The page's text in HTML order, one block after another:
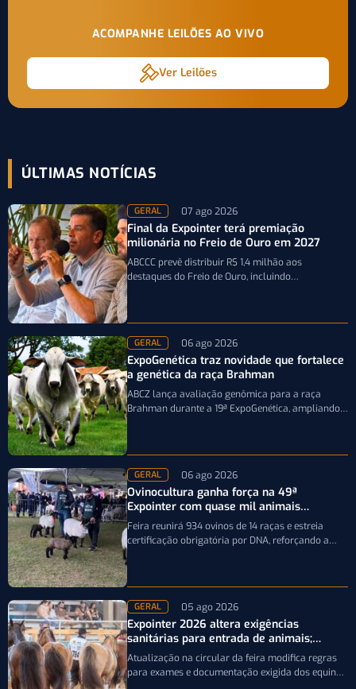
ACOMPANHE LEILÕES AO VIVO
Ver Leilões
ÚLTIMAS NOTÍCIAS
GERAL 07 ago 2026
Final da Expointer terá premiação
milionária no Freio de Ouro em 2027
ABCCC prevê distribuir R$ 1,4 milhão aos
destaques do Freio de Ouro, incluindo
GERAL 06 ago 2026
ExpoGenética traz novidade que fortalece
a genética da raça Brahman
ABCZ lança avaliação genômica para a raça
Brahman durante a 19ª ExpoGenética, ampliando a
GERAL 06 ago 2026
Ovinocultura ganha força na 49ª
Expointer com quase mil animais
inscritos
Feira reunirá 934 ovinos de 14 raças e estreia
certificação obrigatória por DNA, reforçando a
GERAL 05 ago 2026
Expointer 2026 altera exigências
sanitárias para entrada de animais;
entenda
Atualização na circular da feira modifica regras
para exames e documentação exigida dos equinos